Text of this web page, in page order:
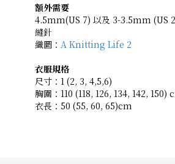
額外需要
4.5mm(US 7) 以及 3-3.5mm (US
縫針
織圖： A Knitting Life 2
衣服規格
尺寸：1 (2, 3, 4,5,6)
胸圍：110 (118, 126, 134, 142, 150)
衣長：50 (55, 60, 65)cm